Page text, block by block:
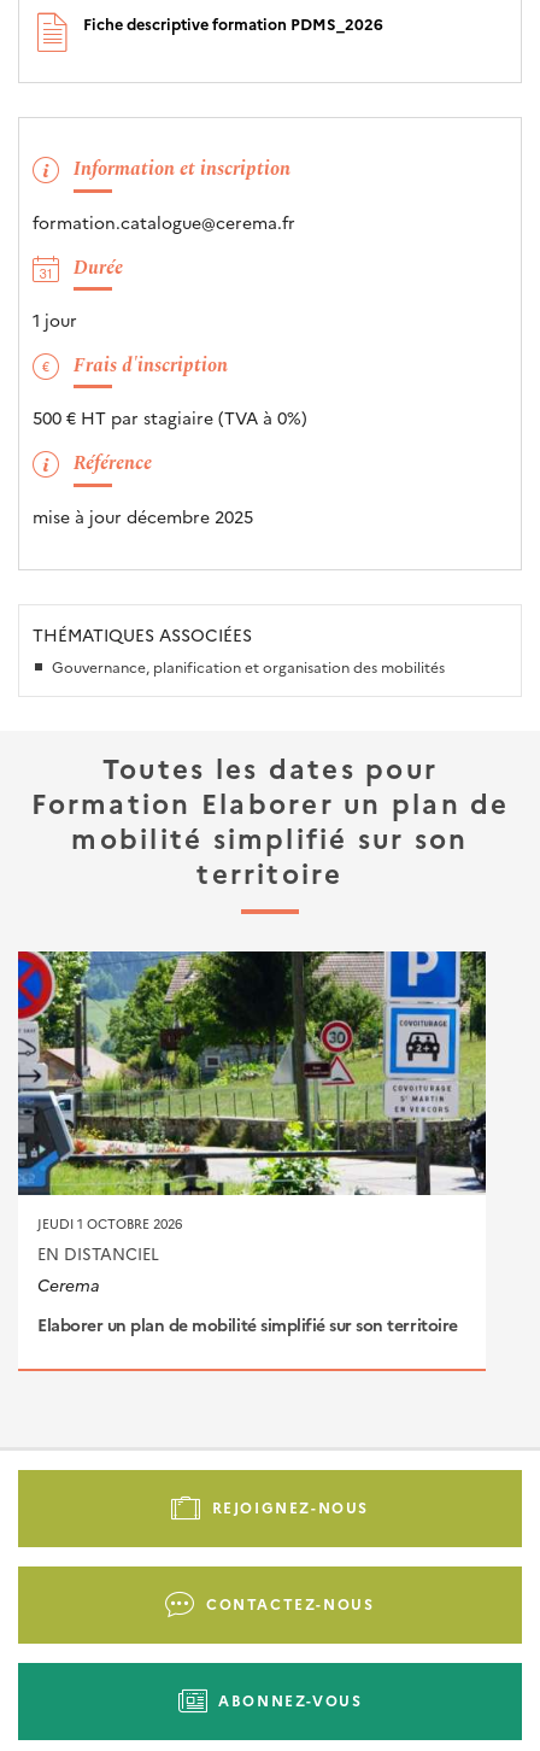
Fiche descriptive formation PDMS_2026
Information et inscription
formation.catalogue@cerema.fr
Durée
1 jour
Frais d'inscription
500 € HT par stagiaire (TVA à 0%)
Référence
mise à jour décembre 2025
THÉMATIQUES ASSOCIÉES
Gouvernance, planification et organisation des mobilités
Toutes les dates pour
Formation Elaborer un plan de
mobilité simplifié sur son
territoire
JEUDI 1 OCTOBRE 2026
EN DISTANCIEL
Cerema
Elaborer un plan de mobilité simplifié sur son territoire
Pied
-
REJOIGNEZ-NOUS
CONTACTEZ-NOUS
ABONNEZ-VOUS